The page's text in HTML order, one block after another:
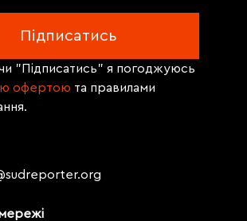
мережі
"Підписатись" я погоджуюсь
офертою та правилами